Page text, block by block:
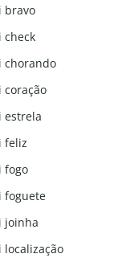
bravo
check
chorando
coração
estrela
feliz
fogo
foguete
joinha
localização